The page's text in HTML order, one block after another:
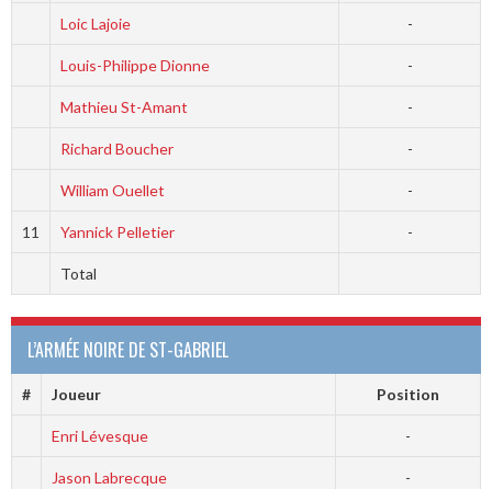
Loic Lajoie -
Louis-Philippe Dionne -
Mathieu St-Amant -
Richard Boucher -
William Ouellet -
11 Yannick Pelletier -
Total
L’ARMÉE NOIRE DE ST-GABRIEL
# Joueur Position
Enri Lévesque -
Jason Labrecque -